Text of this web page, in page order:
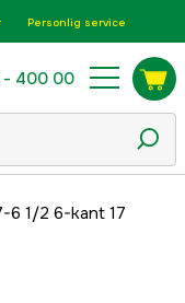
Personlig service
- 400 00
6 1/2 6-kant 17